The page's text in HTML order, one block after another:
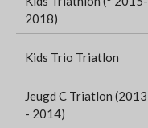
2018)
Kids Trio Triatlon
Jeugd C Triatlon (2013
- 2014)